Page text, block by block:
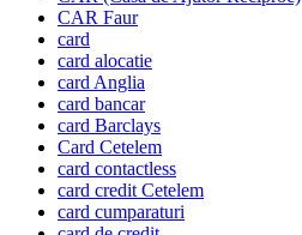
CAR Faur
card
card alocatie
card Anglia
card bancar
card Barclays
Card Cetelem
card contactless
card credit Cetelem
card cumparaturi